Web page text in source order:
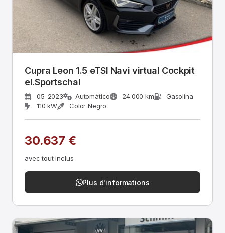
Cupra Leon 1.5 eTSI Navi virtual Cockpit
el.Sportschal
05-2023 Automático 24.000 km
Gasolina
110 kW
Color Negro
30.637 €
avec tout inclus
Plus d'informations